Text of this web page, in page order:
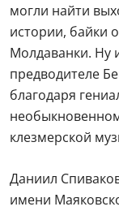
могли найти
истории, байки
Молдаванки. Ну
предводителе
благодаря
клезмерской
Даниил
имени